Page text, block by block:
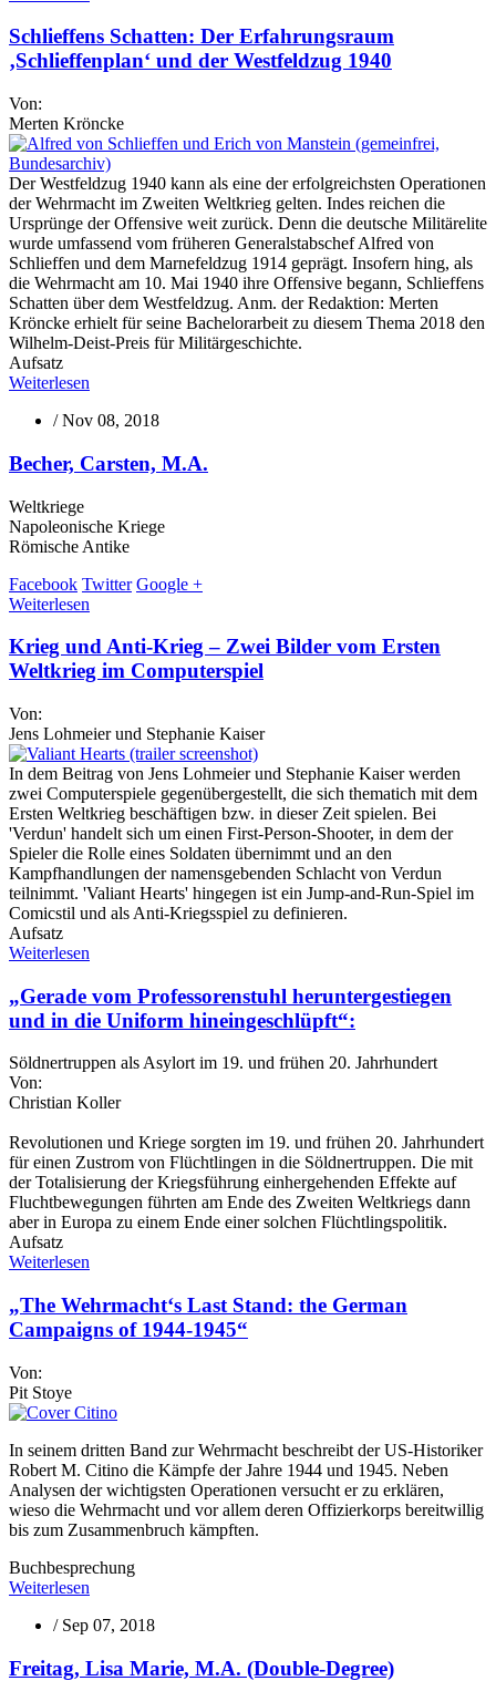
Schlieffens Schatten: Der Erfahrungsraum
‚Schlieffenplan‘ und der Westfeldzug 1940
Von:
Merten Kröncke
Der Westfeldzug 1940 kann als eine der erfolgreichsten Operationen
der Wehrmacht im Zweiten Weltkrieg gelten. Indes reichen die
Ursprünge der Offensive weit zurück. Denn die deutsche Militärelite
wurde umfassend vom früheren Generalstabschef Alfred von
Schlieffen und dem Marnefeldzug 1914 geprägt. Insofern hing, als
die Wehrmacht am 10. Mai 1940 ihre Offensive begann, Schlieffens
Schatten über dem Westfeldzug. Anm. der Redaktion: Merten
Kröncke erhielt für seine Bachelorarbeit zu diesem Thema 2018 den
Wilhelm-Deist-Preis für Militärgeschichte.
Aufsatz
Weiterlesen
/ Nov 08, 2018
Becher, Carsten, M.A.
Weltkriege
Napoleonische Kriege
Römische Antike
Facebook Twitter Google +
Weiterlesen
Krieg und Anti-Krieg – Zwei Bilder vom Ersten
Weltkrieg im Computerspiel
Von:
Jens Lohmeier und Stephanie Kaiser
In dem Beitrag von Jens Lohmeier und Stephanie Kaiser werden
zwei Computerspiele gegenübergestellt, die sich thematich mit dem
Ersten Weltkrieg beschäftigen bzw. in dieser Zeit spielen. Bei
'Verdun' handelt sich um einen First-Person-Shooter, in dem der
Spieler die Rolle eines Soldaten übernimmt und an den
Kampfhandlungen der namensgebenden Schlacht von Verdun
teilnimmt. 'Valiant Hearts' hingegen ist ein Jump-and-Run-Spiel im
Comicstil und als Anti-Kriegsspiel zu definieren.
Aufsatz
Weiterlesen
„Gerade vom Professorenstuhl heruntergestiegen
und in die Uniform hineingeschlüpft“:
Söldnertruppen als Asylort im 19. und frühen 20. Jahrhundert
Von:
Christian Koller
Revolutionen und Kriege sorgten im 19. und frühen 20. Jahrhundert
für einen Zustrom von Flüchtlingen in die Söldnertruppen. Die mit
der Totalisierung der Kriegsführung einhergehenden Effekte auf
Fluchtbewegungen führten am Ende des Zweiten Weltkriegs dann
aber in Europa zu einem Ende einer solchen Flüchtlingspolitik.
Aufsatz
Weiterlesen
„The Wehrmacht‘s Last Stand: the German
Campaigns of 1944-1945“
Von:
Pit Stoye
In seinem dritten Band zur Wehrmacht beschreibt der US-Historiker
Robert M. Citino die Kämpfe der Jahre 1944 und 1945. Neben
Analysen der wichtigsten Operationen versucht er zu erklären,
wieso die Wehrmacht und vor allem deren Offizierkorps bereitwillig
bis zum Zusammenbruch kämpften.
Buchbesprechung
Weiterlesen
/ Sep 07, 2018
Freitag, Lisa Marie, M.A. (Double-Degree)